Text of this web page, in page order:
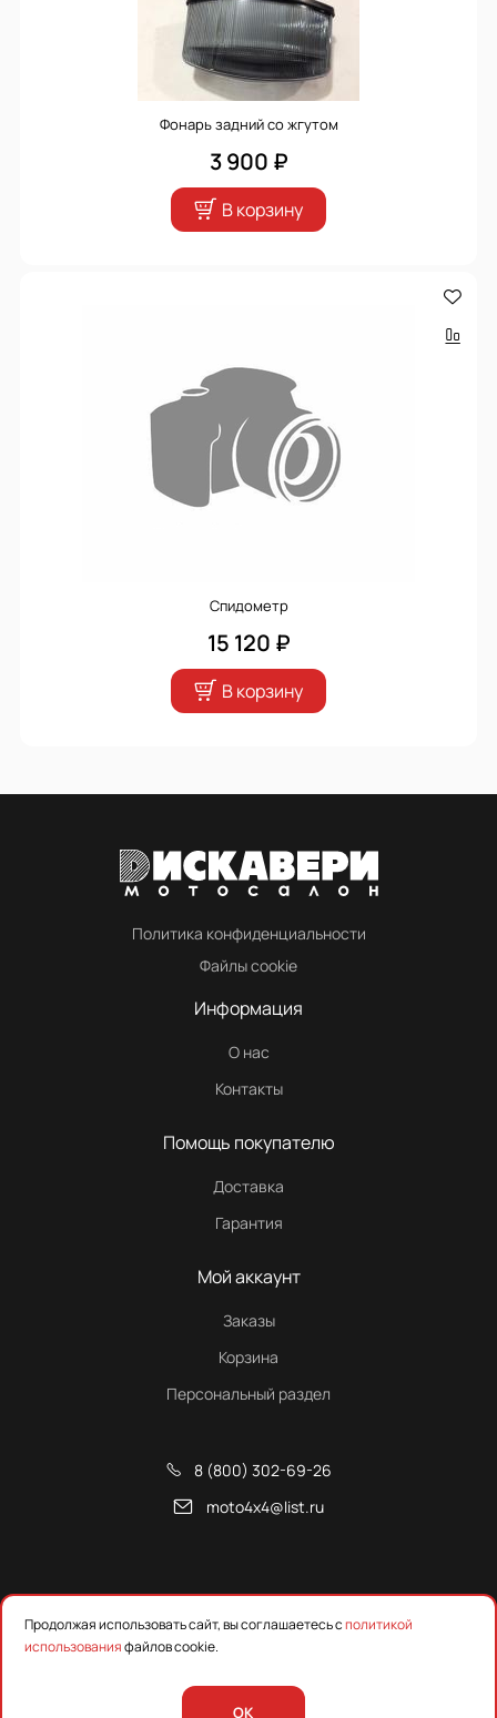
Фонарь задний со жгутом
3 900 ₽
В корзину
Спидометр
15 120 ₽
В корзину
Политика конфиденциальности
Файлы cookie
Информация
О нас
Контакты
Помощь покупателю
Доставка
Гарантия
Мой аккаунт
Заказы
Корзина
Персональный раздел
8 (800) 302-69-26
moto4x4@list.ru
Снегоходы, квадроциклы и запчасти от Русской Механики
Предложения на сайте не являются публичной офертой.
Продолжая использовать сайт, вы соглашаетесь сполитикой
использованияфайлов cookie.
OK